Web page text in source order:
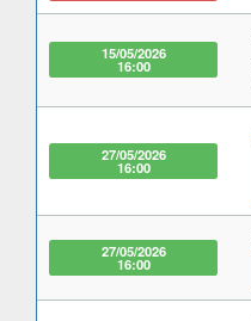
15/05/2026
16:00
27/05/2026
16:00
27/05/2026
16:00